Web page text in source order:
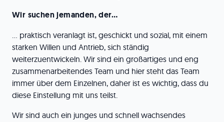
Wir suchen jemanden, der…
… praktisch veranlagt ist, geschickt und sozial, mit einem
starken Willen und Antrieb, sich ständig
weiterzuentwickeln. Wir sind ein großartiges und eng
zusammenarbeitendes Team und hier steht das Team
immer über dem Einzelnen, daher ist es wichtig, dass du
diese Einstellung mit uns teilst.
Wir sind auch ein junges und schnell wachsendes